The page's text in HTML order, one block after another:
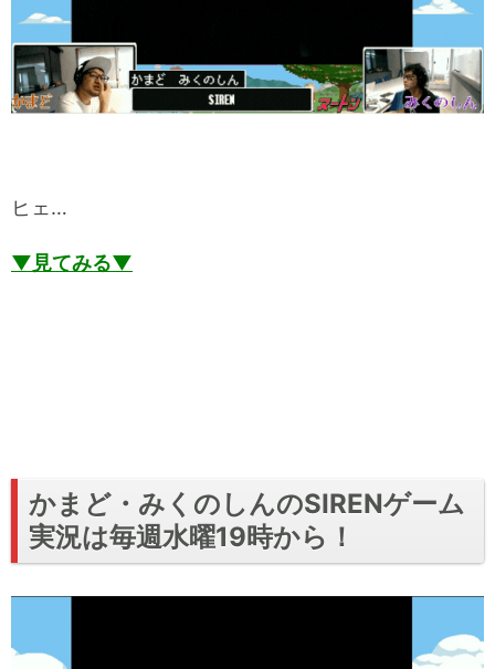
ヒェ…
▼見てみる▼
かまど・みくのしんのSIRENゲーム
実況は毎週水曜19時から！